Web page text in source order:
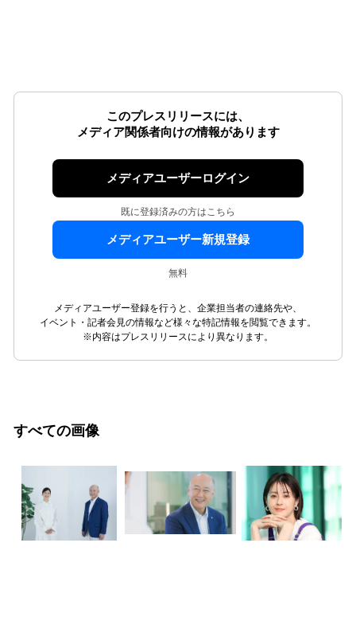
このプレスリリースには、
メディア関係者向けの情報があります
メディアユーザーログイン
既に登録済みの方はこちら
メディアユーザー新規登録
無料
メディアユーザー登録を行うと、企業担当者の連絡先や、
イベント・記者会見の情報など様々な特記情報を閲覧できます。
※内容はプレスリリースにより異なります。
すべての画像